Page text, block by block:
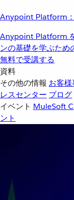
Anypoint Platform
Anypoint Platform
ンの基礎を学ぶため
無料で受講する
資料
その他の情報 お客様
レスセンター ブログ
イベント MuleSoft
ント